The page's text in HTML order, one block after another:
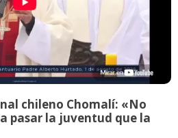
chileno Chomalí: «No
pasar la juventud que la